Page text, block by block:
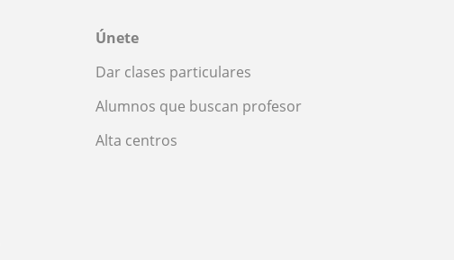
Únete
Dar clases particulares
Alumnos que buscan profesor
Alta centros